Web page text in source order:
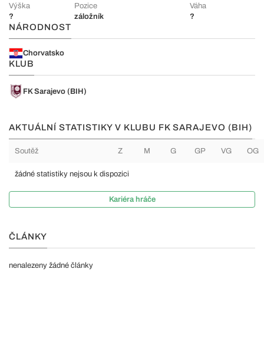
Výška
?
Pozice
záložník
Váha
?
NÁRODNOST
Chorvatsko
KLUB
FK Sarajevo (BIH)
AKTUÁLNÍ STATISTIKY V KLUBU FK SARAJEVO (BIH)
Soutěž Z M G GP VG OG
žádné statistiky nejsou k dispozici
Kariéra hráče
ČLÁNKY
nenalezeny žádné články